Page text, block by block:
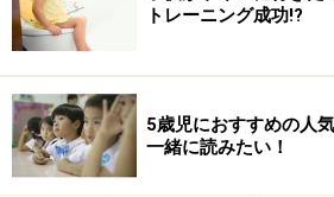
トレーニング成功!?
5歳児におすすめの人
一緒に読みたい！